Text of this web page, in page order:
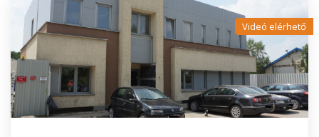
Videó elérhető